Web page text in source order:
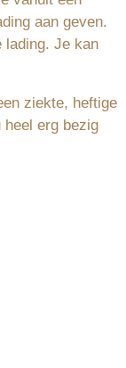
aan geven.
lading. Je kan
ziekte, heftige
heel erg bezig